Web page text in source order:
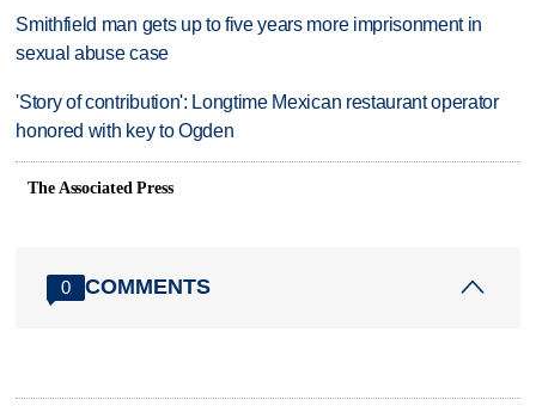
Smithfield man gets up to five years more imprisonment in
sexual abuse case
'Story of contribution': Longtime Mexican restaurant operator
honored with key to Ogden
The Associated Press
0 COMMENTS